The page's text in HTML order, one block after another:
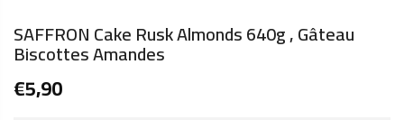
SAFFRON Cake Rusk Almonds 640g , Gâteau
Biscottes Amandes
€5,90